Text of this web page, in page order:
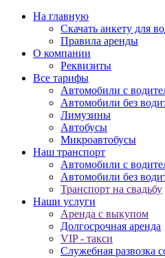
На главную
Скачать анкету для
Правила аренды
О компании
Реквизиты
Все тарифы
Автомобили с
Автомобили без
Лимузины
Автобусы
Микроавтобусы
Наш транспорт
Автомобили с
Автомобили без
Транспорт на свадьбу
Наши услуги
Аренда с выкупом
Долгосрочная аренда
VIP - такси
Служебная развозка